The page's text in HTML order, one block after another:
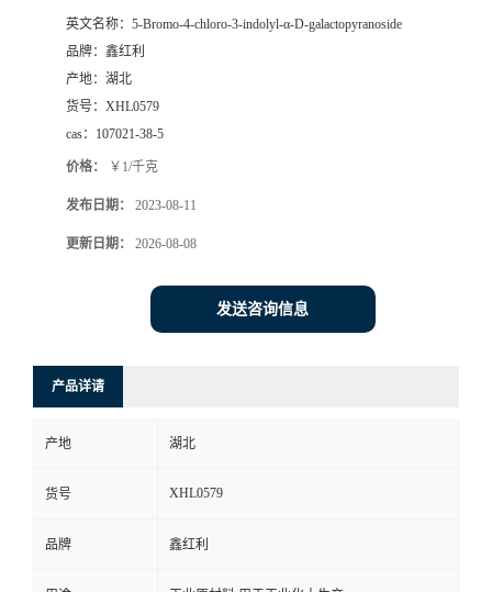
英文名称： 5-Bromo-4-chloro-3-indolyl-α-D-galactopyranoside
品牌： 鑫红利
产地： 湖北
货号： XHL0579
cas： 107021-38-5
价格： ￥1/千克
发布日期： 2023-08-11
更新日期： 2026-08-08
发送咨询信息
产品详请
产地 湖北
货号 XHL0579
品牌 鑫红利